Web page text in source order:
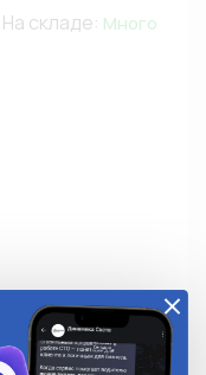
На складе: Много